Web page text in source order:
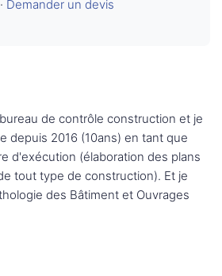
· Demander un devis
de contrôle construction et je
depuis 2016 (10ans) en tant que
d'exécution (élaboration des plans
tout type de construction). Et je
des Bâtiment et Ouvrages